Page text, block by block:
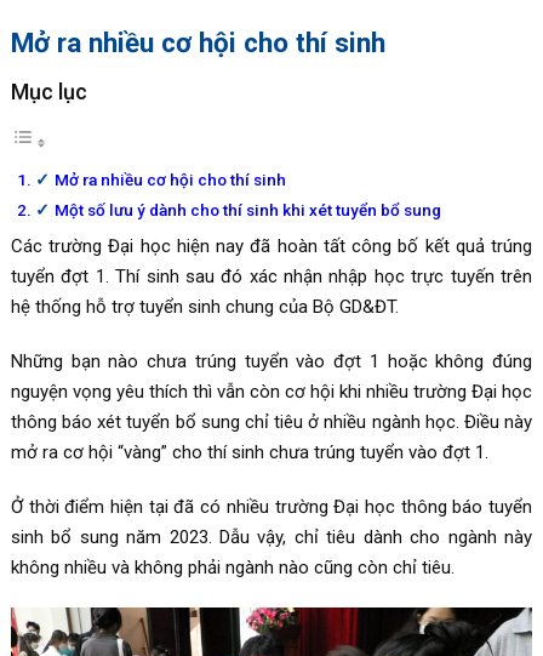
Mở ra nhiều cơ hội cho thí sinh
Mục lục
Mở ra nhiều cơ hội cho thí sinh
Một số lưu ý dành cho thí sinh khi xét tuyển bổ sung
Các trường Đại học hiện nay đã hoàn tất công bố kết quả trúng
tuyển đợt 1. Thí sinh sau đó xác nhận nhập học trực tuyến trên
hệ thống hỗ trợ tuyển sinh chung của Bộ GD&ĐT.
Những bạn nào chưa trúng tuyển vào đợt 1 hoặc không đúng
nguyện vọng yêu thích thì vẫn còn cơ hội khi nhiều trường Đại học
thông báo xét tuyển bổ sung chỉ tiêu ở nhiều ngành học. Điều này
mở ra cơ hội “vàng” cho thí sinh chưa trúng tuyển vào đợt 1.
Ở thời điểm hiện tại đã có nhiều trường Đại học thông báo tuyển
sinh bổ sung năm 2023. Dẫu vậy, chỉ tiêu dành cho ngành này
không nhiều và không phải ngành nào cũng còn chỉ tiêu.